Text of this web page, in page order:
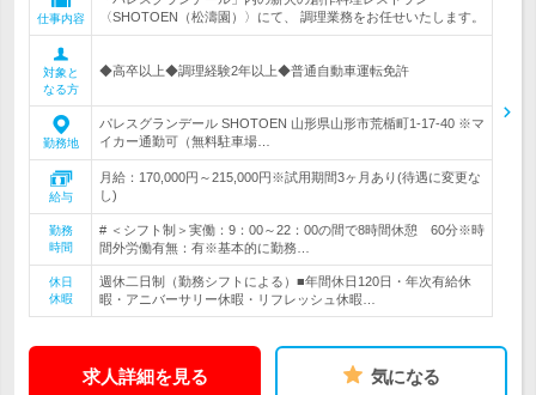
仕事内容
〈SHOTOEN（松濤園）〉にて、 調理業務をお任せいたします。
対象と
なる方
◆高卒以上◆調理経験2年以上◆普通自動車運転免許
勤務地
パレスグランデール SHOTOEN 山形県山形市荒楯町1-17-40 ※マ
イカー通勤可（無料駐車場…
給与
月給：170,000円～215,000円※試用期間3ヶ月あり(待遇に変更な
し)
勤務
時間
# ＜シフト制＞実働：9：00～22：00の間で8時間休憩 60分※時
間外労働有無：有※基本的に勤務…
休日
休暇
週休二日制（勤務シフトによる）■年間休日120日・年次有給休
暇・アニバーサリー休暇・リフレッシュ休暇…
求人詳細を見る 気になる